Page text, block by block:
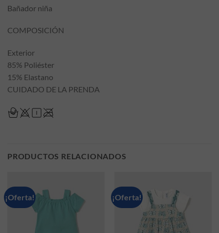
Bañador niña
COMPOSICIÓN
Exterior
85% Poliéster
15% Elastano
CUIDADO DE LA PRENDA
PRODUCTOS RELACIONADOS
¡Oferta! ¡Oferta!